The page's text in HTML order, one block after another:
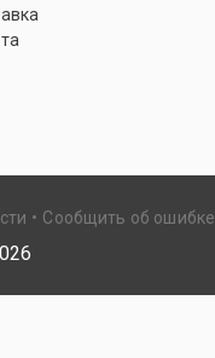
Сообщить об ошибке